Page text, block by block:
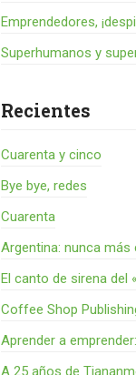
Emprendedores,
Superhumanos y
Recientes
Cuarenta y cinco
Bye bye, redes
Cuarenta
Argentina: nunca más
El canto de sirena del
Coffee Shop
Aprender a
A 25 años de